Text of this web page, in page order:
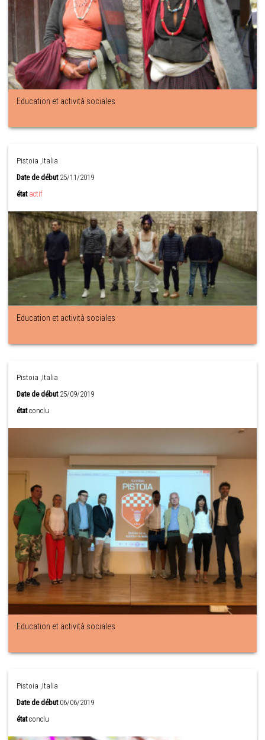
Education et actività sociales
Pistoia ,Italia
Date de début25/11/2019
état actif
Education et actività sociales
Pistoia ,Italia
Date de début25/09/2019
état conclu
Education et actività sociales
Pistoia ,Italia
Date de début06/06/2019
état conclu